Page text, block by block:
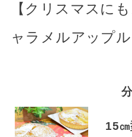
【クリスマスに
ャラメルアップ
15